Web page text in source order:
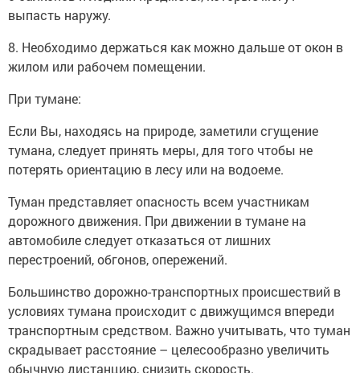
выпасть наружу.
8. Необходимо держаться как можно дальше от окон в
жилом или рабочем помещении.
При тумане:
Если Вы, находясь на природе, заметили сгущение
тумана, следует принять меры, для того чтобы не
потерять ориентацию в лесу или на водоеме.
Туман представляет опасность всем участникам
дорожного движения. При движении в тумане на
автомобиле следует отказаться от лишних
перестроений, обгонов, опережений.
Большинство дорожно-транспортных происшествий в
условиях тумана происходит с движущимся впереди
транспортным средством. Важно учитывать, что туман
скрадывает расстояние – целесообразно увеличить
обычную дистанцию, снизить скорость.